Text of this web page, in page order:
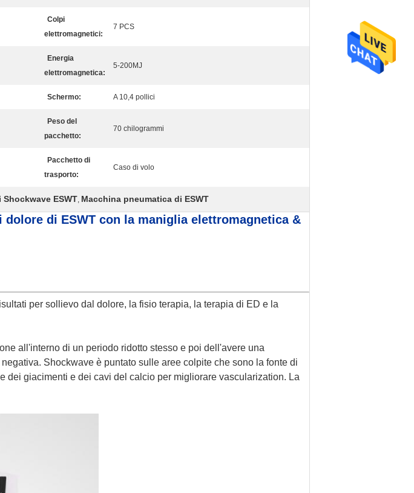
Colpi
elettromagnetici:
7 PCS
Energia
elettromagnetica:
5-200MJ
Schermo: A 10,4 pollici
Peso del
pacchetto:
70 chilogrammi
Pacchetto di
trasporto:
Caso di volo
ESWT, Macchina pneumatica di ESWT
di ESWT con la maniglia elettromagnetica &
per sollievo dal dolore, la fisio terapia, la terapia di ED e la
all'interno di un periodo ridotto stesso e poi dell'avere una
Shockwave è puntato sulle aree colpite che sono la fonte di
giacimenti e dei cavi del calcio per migliorare vascularization. La